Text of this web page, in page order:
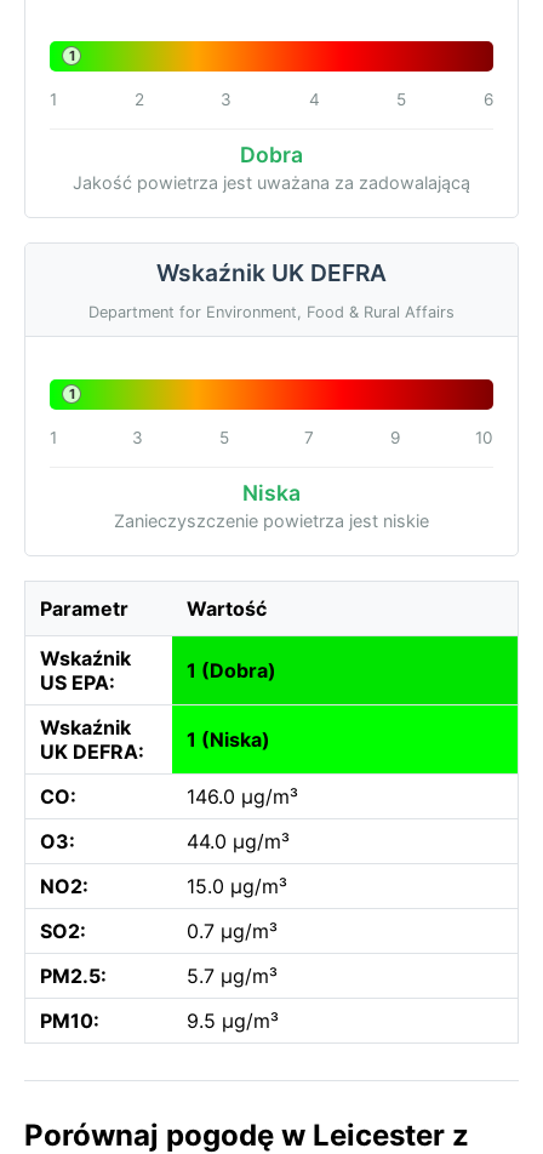
1
1 2 3 4 5 6
Dobra
Jakość powietrza jest uważana za zadowalającą
Wskaźnik UK DEFRA
Department for Environment, Food & Rural Affairs
1
1 3 5 7 9 10
Niska
Zanieczyszczenie powietrza jest niskie
Parametr Wartość
Wskaźnik
US EPA:
1 (Dobra)
Wskaźnik
UK DEFRA:
1 (Niska)
CO:
146.0 µg/m³
O3:
44.0 µg/m³
NO2:
15.0 µg/m³
SO2:
0.7 µg/m³
PM2.5:
5.7 µg/m³
PM10:
9.5 µg/m³
Porównaj pogodę w Leicester z